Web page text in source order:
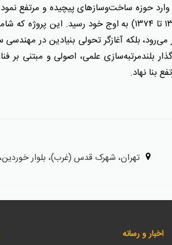
وارد حوزه ساخت‌وسازهای پیچیده و مرتفع
می‌رود، بلکه آغازگر تحولی بنیادین در
بلندمرتبه‌سازی علمی، اصولی و مبتنی
بنا نهاد.
تهران، شهرک قدس (غرب)، بلوار
اخبار و رسانه